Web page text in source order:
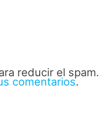
reducir el spam.
comentarios.